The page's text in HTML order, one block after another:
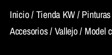
Inicio/Tienda KW/
Accesorios/Vallejo/ Model